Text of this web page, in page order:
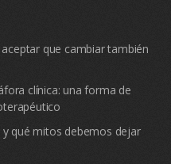
que cambiar también
clínica: una forma de
y qué mitos debemos dejar